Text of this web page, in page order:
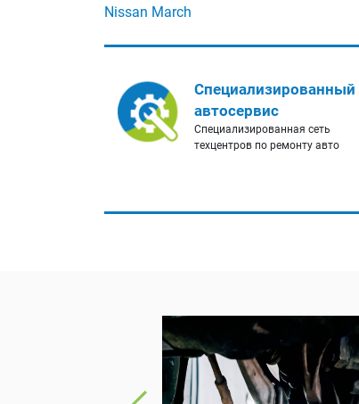
Nissan March
Специализированный
автосервис
Специализированная сеть
техцентров по ремонту авто